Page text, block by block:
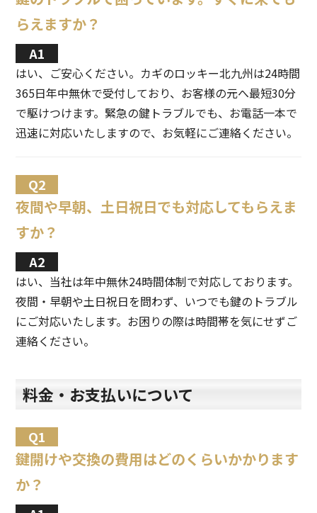
らえますか？
はい、ご安心ください。カギのロッキー北九州は24時間
365日年中無休で受付しており、お客様の元へ最短30分
で駆けつけます。緊急の鍵トラブルでも、お電話一本で
迅速に対応いたしますので、お気軽にご連絡ください。
夜間や早朝、土日祝日でも対応してもらえま
すか？
はい、当社は年中無休24時間体制で対応しております。
夜間・早朝や土日祝日を問わず、いつでも鍵のトラブル
にご対応いたします。お困りの際は時間帯を気にせずご
連絡ください。
料金・お支払いについて
鍵開けや交換の費用はどのくらいかかります
か？